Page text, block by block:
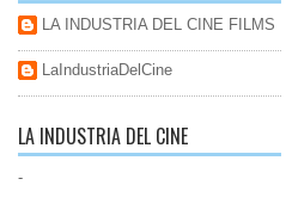
LA INDUSTRIA DEL CINE FILMS
LaIndustriaDelCine
LA INDUSTRIA DEL CINE
-